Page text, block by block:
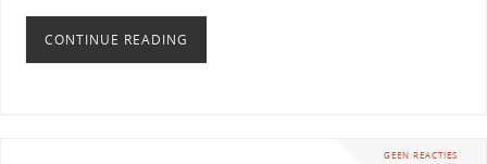
CONTINUE READING
GEEN REACTIES